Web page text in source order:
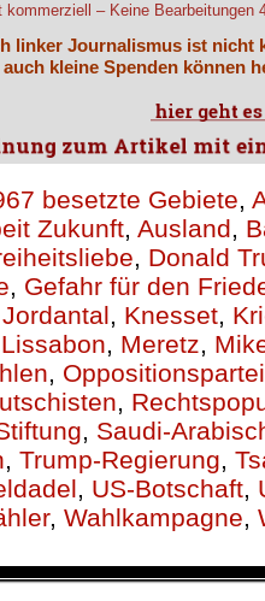
kommerziell – Keine Bearbeitungen
linker Journalismus ist nicht
auch kleine Spenden können
besetzte Gebiete,
Zukunft, Ausland,
, Donald
, Gefahr für den
Jordantal, Knesset,
Lissabon, Meretz,
,
,
, Saudi-
, Trump-Regierung,
, US-Botschaft,
, Wahlkampagne,